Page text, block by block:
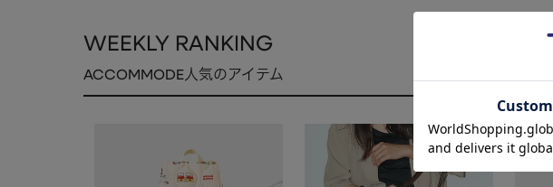
WEEKLY RANKING
ACCOMMODE人気のアイテム